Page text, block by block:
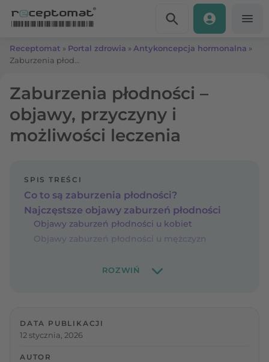
Receptomat » Portal zdrowia » Antykoncepcja hormonalna »
Zaburzenia płodności –
objawy, przyczyny i
możliwości leczenia
SPIS TREŚCI
Co to są zaburzenia płodności?
Najczęstsze objawy zaburzeń płodności
Objawy zaburzeń płodności u kobiet
Objawy zaburzeń płodności u mężczyzn
DATA PUBLIKACJI
12 stycznia, 2026
AUTOR